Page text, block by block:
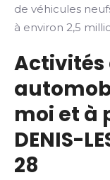
de véhicules
à environ 2,5
Activités
moi et à
DENIS-
28